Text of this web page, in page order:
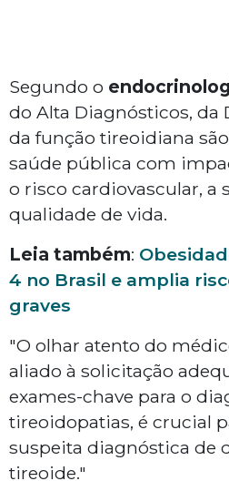
Segundo o
do Alta Diagnósticos, da
da função tireoidiana
saúde pública com
o risco cardiovascular, a
qualidade de vida.
Leia também:
4 no Brasil e amplia
graves
"O olhar atento do
aliado à solicitação
exames-chave para o
tireoidopatias, é crucial
suspeita diagnóstica de
tireoide."